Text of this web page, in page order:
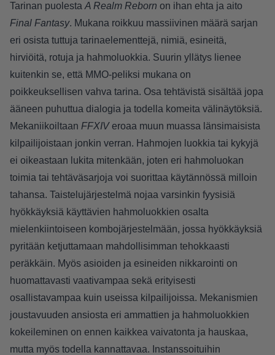
Tarinan puolesta A Realm Reborn on ihan ehta ja aito
Final Fantasy. Mukana roikkuu massiivinen määrä sarjan
eri osista tuttuja tarinaelementtejä, nimiä, esineitä,
hirviöitä, rotuja ja hahmoluokkia. Suurin yllätys lienee
kuitenkin se, että MMO-peliksi mukana on
poikkeuksellisen vahva tarina. Osa tehtävistä sisältää jopa
ääneen puhuttua dialogia ja todella komeita välinäytöksiä.
Mekaniikoiltaan FFXIVeroaa muun muassa länsimaisista
kilpailijoistaan jonkin verran. Hahmojen luokkia tai kykyjä
ei oikeastaan lukita mitenkään, joten eri hahmoluokan
toimia tai tehtäväsarjoja voi suorittaa käytännössä milloin
tahansa. Taistelujärjestelmä nojaa varsinkin fyysisiä
hyökkäyksiä käyttävien hahmoluokkien osalta
mielenkiintoiseen kombojärjestelmään, jossa hyökkäyksiä
pyritään ketjuttamaan mahdollisimman tehokkaasti
peräkkäin. Myös asioiden ja esineiden nikkarointi on
huomattavasti vaativampaa sekä erityisesti
osallistavampaa kuin useissa kilpailijoissa. Mekanismien
joustavuuden ansiosta eri ammattien ja hahmoluokkien
kokeileminen on ennen kaikkea vaivatonta ja hauskaa,
mutta myös todella kannattavaa. Instanssoituihin